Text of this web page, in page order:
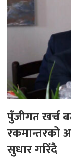
पुँजीगत खर्च
रकमान्तरको
सुधार गरिँदै